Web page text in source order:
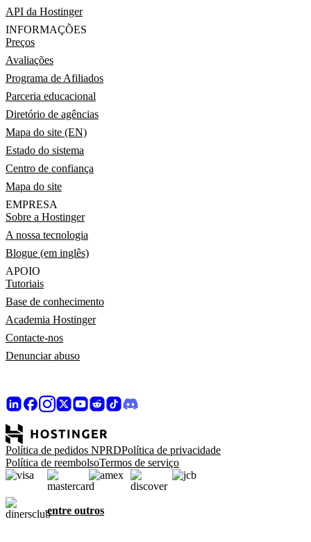
API da Hostinger
INFORMAÇÕES
Preços
Avaliações
Programa de Afiliados
Parceria educacional
Diretório de agências
Mapa do site (EN)
Estado do sistema
Centro de confiança
Mapa do site
EMPRESA
Sobre a Hostinger
A nossa tecnologia
Blogue (em inglês)
APOIO
Tutoriais
Base de conhecimento
Academia Hostinger
Contacte-nos
Denunciar abuso
Política de pedidos NPRDPolítica de privacidade
Política de reembolsoTermos de serviço
entre outros